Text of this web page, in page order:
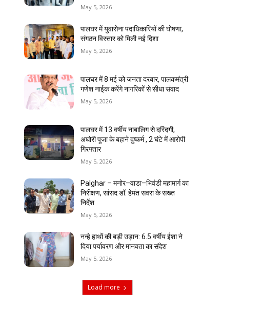
May 5, 2026
पालघर में युवासेना पदाधिकारियों की घोषणा,
संगठन विस्तार को मिली नई दिशा
May 5, 2026
पालघर में 8 मई को जनता दरबार, पालकमंत्री
गणेश नाईक करेंगे नागरिकों से सीधा संवाद
May 5, 2026
पालघर में 13 वर्षीय नाबालिग से दरिंदगी,
अघोरी पूजा के बहाने दुष्कर्म , 2 घंटे में आरोपी
गिरफ्तार
May 5, 2026
Palghar – मनोर–वाडा–भिवंडी महामार्ग का
निरीक्षण, सांसद डॉ. हेमंत सवरा के सख्त
निर्देश
May 5, 2026
नन्हे हाथों की बड़ी उड़ान: 6.5 वर्षीय ईशा ने
दिया पर्यावरण और मानवता का संदेश
May 5, 2026
Load more